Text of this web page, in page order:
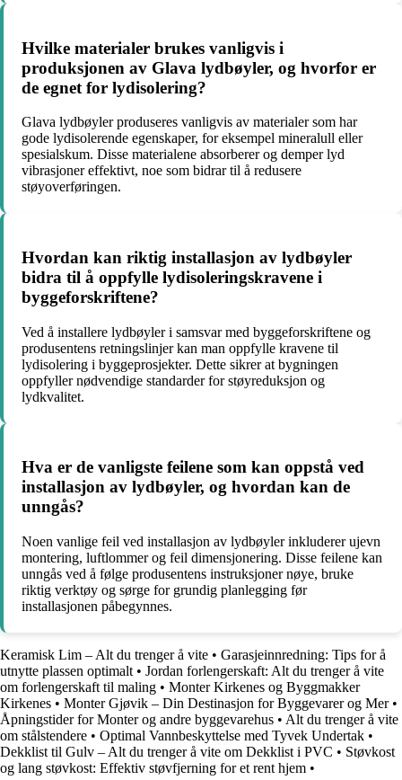
Hvilke materialer brukes vanligvis i
produksjonen av Glava lydbøyler, og hvorfor er
de egnet for lydisolering?
Glava lydbøyler produseres vanligvis av materialer som har
gode lydisolerende egenskaper, for eksempel mineralull eller
spesialskum. Disse materialene absorberer og demper lyd
vibrasjoner effektivt, noe som bidrar til å redusere
støyoverføringen.
Hvordan kan riktig installasjon av lydbøyler
bidra til å oppfylle lydisoleringskravene i
byggeforskriftene?
Ved å installere lydbøyler i samsvar med byggeforskriftene og
produsentens retningslinjer kan man oppfylle kravene til
lydisolering i byggeprosjekter. Dette sikrer at bygningen
oppfyller nødvendige standarder for støyreduksjon og
lydkvalitet.
Hva er de vanligste feilene som kan oppstå ved
installasjon av lydbøyler, og hvordan kan de
unngås?
Noen vanlige feil ved installasjon av lydbøyler inkluderer ujevn
montering, luftlommer og feil dimensjonering. Disse feilene kan
unngås ved å følge produsentens instruksjoner nøye, bruke
riktig verktøy og sørge for grundig planlegging før
installasjonen påbegynnes.
Keramisk Lim – Alt du trenger å vite • Garasjeinnredning: Tips for å
utnytte plassen optimalt • Jordan forlengerskaft: Alt du trenger å vite
om forlengerskaft til maling • Monter Kirkenes og Byggmakker
Kirkenes • Monter Gjøvik – Din Destinasjon for Byggevarer og Mer•
Åpningstider for Monter og andre byggevarehus • Alt du trenger å vite
om stålstendere • Optimal Vannbeskyttelse med Tyvek Undertak •
Dekklist til Gulv – Alt du trenger å vite om Dekklist i PVC • Støvkost
og lang støvkost: Effektiv støvfjerning for et rent hjem •